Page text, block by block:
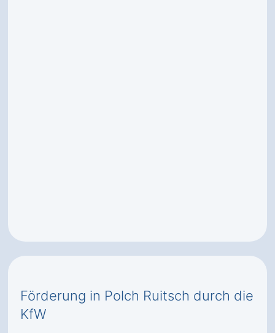
Förderung in Polch Ruitsch durch die
KfW